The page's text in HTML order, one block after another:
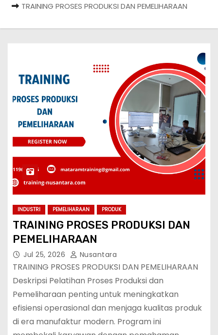
TRAINING PROSES PRODUKSI DAN PEMELIHARAAN
INDUSTRI PEMELIHARAAN PRODUK
TRAINING PROSES PRODUKSI DAN
PEMELIHARAAN
Jul 25, 2026 Nusantara
TRAINING PROSES PRODUKSI DAN PEMELIHARAAN
Deskripsi Pelatihan Proses Produksi dan
Pemeliharaan penting untuk meningkatkan
efisiensi operasional dan menjaga kualitas produk
di era manufaktur modern. Program ini